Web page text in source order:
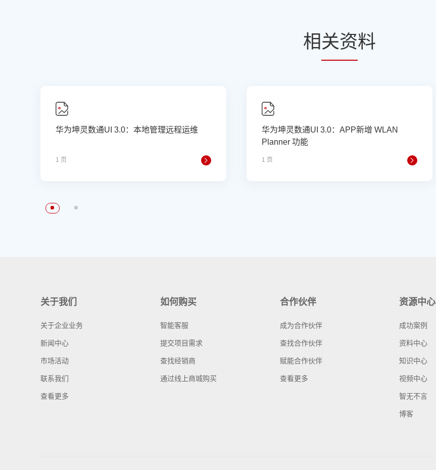
相关资料
华为坤灵数通UI 3.0：本地管理远程运维
1 页
华为坤灵数通UI 3.0：APP新增 WLAN
Planner 功能
1 页
关于我们
关于企业业务
新闻中心
市场活动
联系我们
查看更多
如何购买
智能客服
提交项目需求
查找经销商
通过线上商城购买
合作伙伴
成为合作伙伴
查找合作伙伴
赋能合作伙伴
查看更多
资源中心
成功案例
资料中心
知识中心
视频中心
智无不言
博客